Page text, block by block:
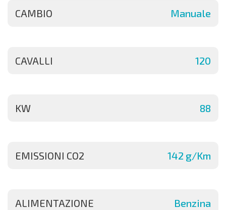
CAMBIO Manuale
CAVALLI 120
KW 88
EMISSIONI CO2 142 g/Km
ALIMENTAZIONE Benzina